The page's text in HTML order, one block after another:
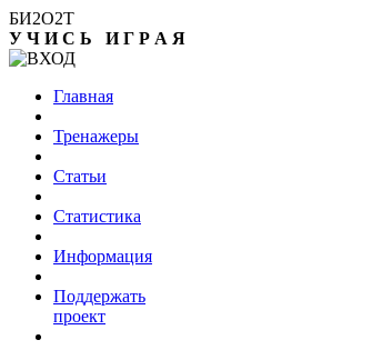
БИ2О2Т
У Ч И С Ь И Г Р А Я
Главная
Тренажеры
Статьи
Статистика
Информация
Поддержать
проект